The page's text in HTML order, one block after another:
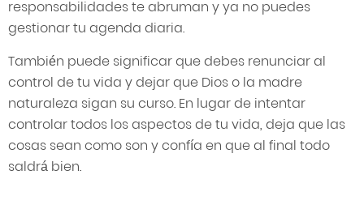
responsabilidades te abruman y ya no puedes
gestionar tu agenda diaria.
También puede significar que debes renunciar al
control de tu vida y dejar que Dios o la madre
naturaleza sigan su curso. En lugar de intentar
controlar todos los aspectos de tu vida, deja que las
cosas sean como son y confía en que al final todo
saldrá bien.